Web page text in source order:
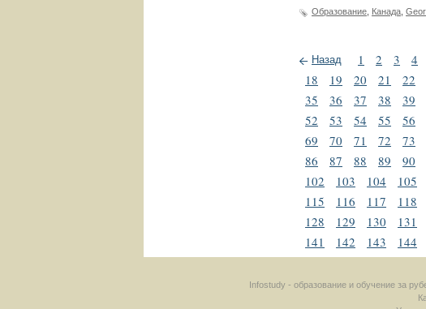
Образование Канада
Назад 1 2 3 4
18
19 20 21 22
35
36 37 38 39
52
53 54 55 56
69
70 71 72 73
86
87 88 89 90
102
103 104 105
115
116 117 118
128
129 130 131
141
142 143 144
Infostudy - образование и обучение за